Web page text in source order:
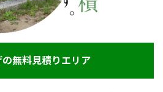
の無料見積りエリア